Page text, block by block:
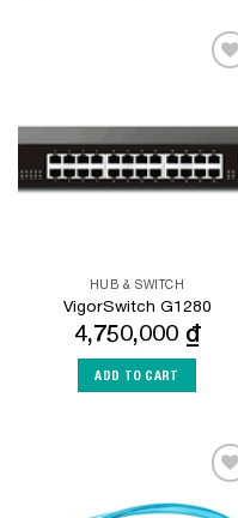
HUB & SWITCH
VigorSwitch G1280
4,750,000 ₫
ADD TO CART